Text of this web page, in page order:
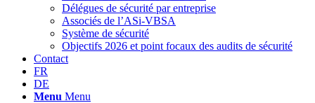
Délégues de sécurité par entreprise
Associés de l’ASi-VBSA
Système de sécurité
Objectifs 2026 et point focaux des audits de sécurité
Contact
FR
DE
Menu Menu